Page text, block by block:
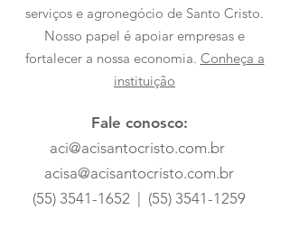
serviços e agronegócio de Santo Cristo.
Nosso papel é apoiar empresas e
fortalecer a nossa economia. Conheça a
instituição
Fale conosco:
aci@acisantocristo.com.br
acisa@acisantocristo.com.br
(55) 3541-1652
(55) 3541-1259